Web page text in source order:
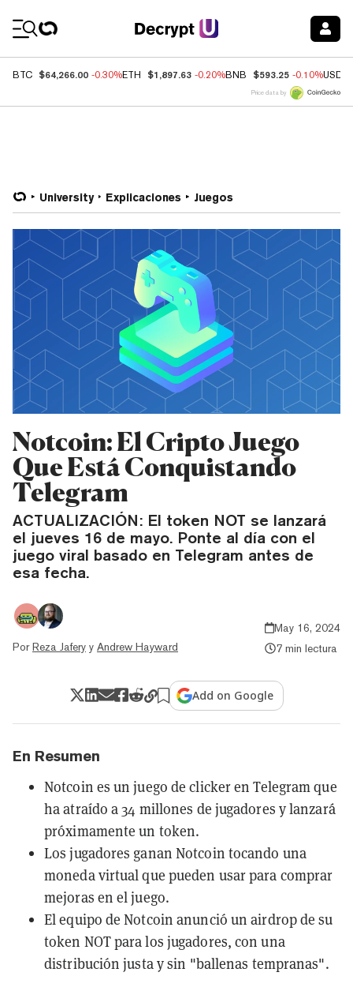
BTC $64,266.00 -0.30%ETH $1,897.63 -0.20%BNB $593.25 -0.10%USDC
Price data by
University Explicaciones Juegos
Notcoin: El Cripto Juego
Que Está Conquistando
Telegram
ACTUALIZACIÓN: El token NOT se lanzará
el jueves 16 de mayo. Ponte al día con el
juego viral basado en Telegram antes de
esa fecha.
Por Reza Jafery y Andrew Hayward
May 16, 2024
7 min lectura
Add on Google
En Resumen
Notcoin es un juego de clicker en Telegram que
ha atraído a 34 millones de jugadores y lanzará
próximamente un token.
Los jugadores ganan Notcoin tocando una
moneda virtual que pueden usar para comprar
mejoras en el juego.
El equipo de Notcoin anunció un airdrop de su
token NOT para los jugadores, con una
distribución justa y sin "ballenas tempranas".